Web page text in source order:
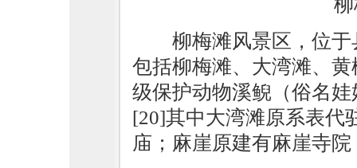
柳梅滩风景区，位
包括柳梅滩、大湾滩、
级保护动物溪鲵（俗名
[20]其中大湾滩原系表代
庙；麻崖原建有麻崖寺